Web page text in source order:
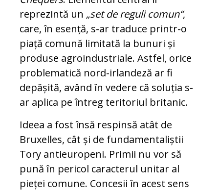
reprezintă un „set de reguli comun“,
care, în esență, s-ar traduce printr-o
piață comună limitată la bunuri și
produse agroindustriale. Astfel, orice
problematică nord-irlandeză ar fi
depășită, având în vedere că soluția s-
ar aplica pe întreg teritoriul britanic.
Ideea a fost însă respinsă atât de
Bruxelles, cât și de fundamentaliștii
Tory antieuropeni. Primii nu vor să
pună în pericol caracterul unitar al
pieței comune. Concesii în acest sens